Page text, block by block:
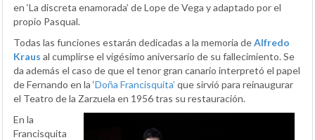
en ‘La discreta enamorada’ de Lope de Vega y adaptado por el
propio Pasqual.
Todas las funciones estarán dedicadas a la memoria deAlfredo
Kraus al cumplirse el vigésimo aniversario de su fallecimiento. Se
da además el caso de que el tenor gran canario interpretó el papel
de Fernando en la ‘Doña Francisquita’ que sirvió para reinaugurar
el Teatro de la Zarzuela en 1956 tras su restauración.
En la
Francisquita